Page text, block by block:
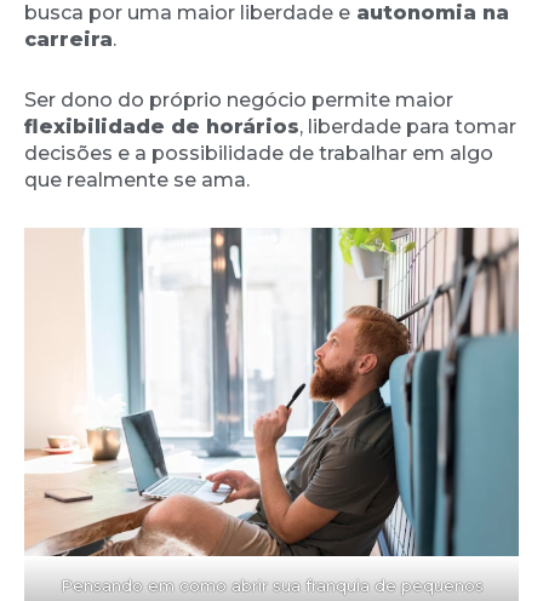
busca por uma maior liberdade e autonomia na
carreira.
Ser dono do próprio negócio permite maior
flexibilidade de horários, liberdade para tomar
decisões e a possibilidade de trabalhar em algo
que realmente se ama.
Pensando em como abrir sua franquia de pequenos